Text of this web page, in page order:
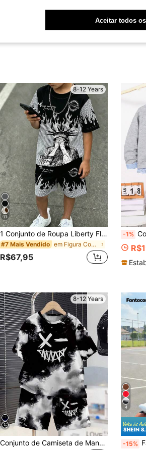
8-12 Years
11
1 Conjunto de Roupa Liberty Flame para Meninos Pré-Adolescentes | Camiseta de Manga Curta com Contraste Preto & Branco + Shorts Conjunto de 2 Peças, Vibe de Estilo de Rua! Conjunto de 2 Peças de Streetwear para Meninos Pré-Adolescentes no Verão, Estampa de Respingo de Chama, Torne-se Instantaneamente uma Criança de Estilo de Rua, Estilo Europeu & Americano
#7 Mais Vendido em Figura Coordenadas de camiseta para meninos ado
R$67,95
-1% Conjunto de 2 Peças
8-12 Years
Conjunto de Camiseta de Manga Curta e Shorts de Estilo Minimalista Y2K com Estampa Facial, Retrô Americano, Tie-Dye, Esportivo Chique e Simples para Meninos Pré-Adolescentes
4
-15%
Aceitar todos